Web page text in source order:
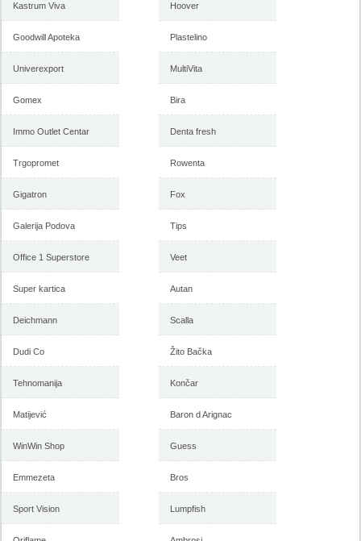
-istekla akcija-
januar 2018
nameštaja, katalog 7-31.
nameštaja, akcija 7. novembar
1-6. novembar 2017
Kastrum Viva
Goodwill Apoteka
Univerexport
Gomex
Immo Outlet Centar
Trgopromet
Gigatron
Galerija Podova
Office 1 Superstore
Super kartica
Deichmann
Dudi Co
Tehnomanija
Matijević
WinWin Shop
Emmezeta
Sport Vision
Hoover
Plastelino
MultiVita
Bira
Denta fresh
Rowenta
Fox
Tips
Veet
Autan
Scalla
Žito Bačka
Končar
Baron d Arignac
Guess
Bros
Lumpfish